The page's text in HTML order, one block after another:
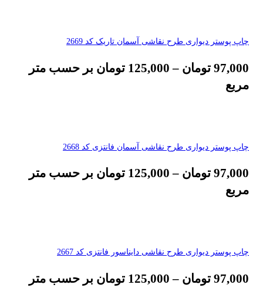
چاپ پوستر دیواری طرح نقاشی آسمان تاریک کد 2669
97,000 تومان –
125,000 تومان بر حسب متر
مربع
چاپ پوستر دیواری طرح نقاشی آسمان فانتزی کد 2668
97,000 تومان –
125,000 تومان بر حسب متر
مربع
چاپ پوستر دیواری طرح نقاشی دایناسور فانتزی کد 2667
97,000 تومان –
125,000 تومان بر حسب متر